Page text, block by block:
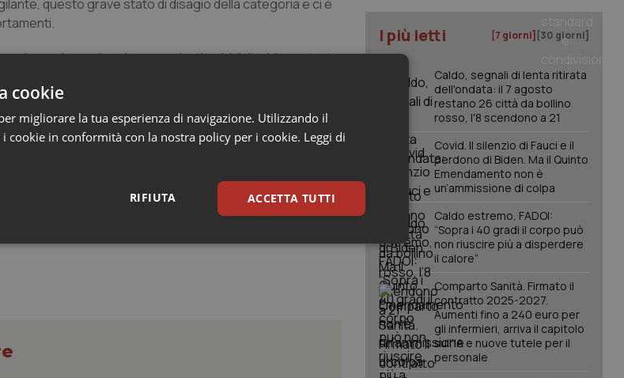
questo grave stato di disagio della categoria e ci è
spingendo con leggi e comunicati pubblicitari, importante
questo importante mezzo di difesa dalle malattie.
porre un argine nei confronti del Presidente pro
dei vaccini possano veramente degenerare in
impatto anche sul servizio sanitario nazionale.
I più letti [7 giorni] [30 giorni]
Caldo, segnali di lenta ritirata
dell'ondata: il 7 agosto
restano 26 città da bollino
rosso, l'8 scendono a 21
Covid. Il silenzio di Fauci e il
perdono di Biden. Ma il Quinto
Emendamento non è
un’ammissione di colpa
Caldo estremo, FADOI:
“Sopra i 40 gradi il corpo può
non riuscire più a disperdere
il calore”
Comparto Sanità. Firmato il
contratto 2025-2027.
Aumenti fino a 240 euro per
gli infermieri, arriva il capitolo
sull'IA e nuove tutele per il
personale
cookie
migliorare la tua esperienza di navigazione. Utilizzando il
cookie in conformità con la nostra policy per i cookie. Leggi di
ACCETTA TUTTI
RIFIUTA
Statistici Marketing